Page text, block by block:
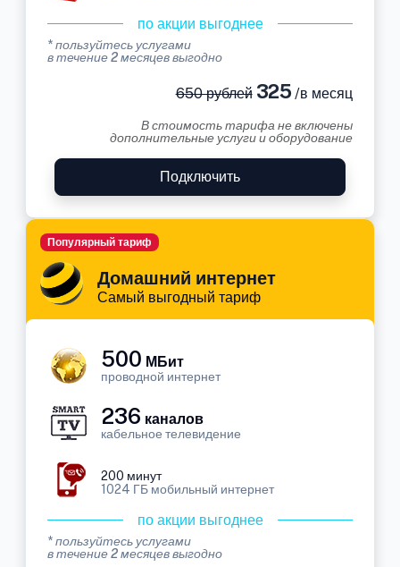
по акции выгоднее
* пользуйтесь услугами
в течение 2 месяцев выгодно
650 рублей325 /в месяц
В стоимость тарифа не включены
дополнительные услуги и оборудование
Подключить
Домашний интернет
Самый выгодный тариф
Популярный тариф
500 МБит
проводной интернет
236 каналов
кабельное телевидение
200 минут
1024 ГБ мобильный интернет
по акции выгоднее
* пользуйтесь услугами
в течение 2 месяцев выгодно